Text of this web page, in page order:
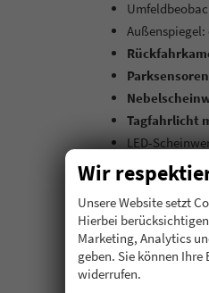
Tagfahrlicht
LED-
USB-C
Digital Cockpit
Jahre / 120.000 KM
Wir
Unsere Website setzt
Hierbei
Marketing, Analytics
geben. Sie können
widerrufen.